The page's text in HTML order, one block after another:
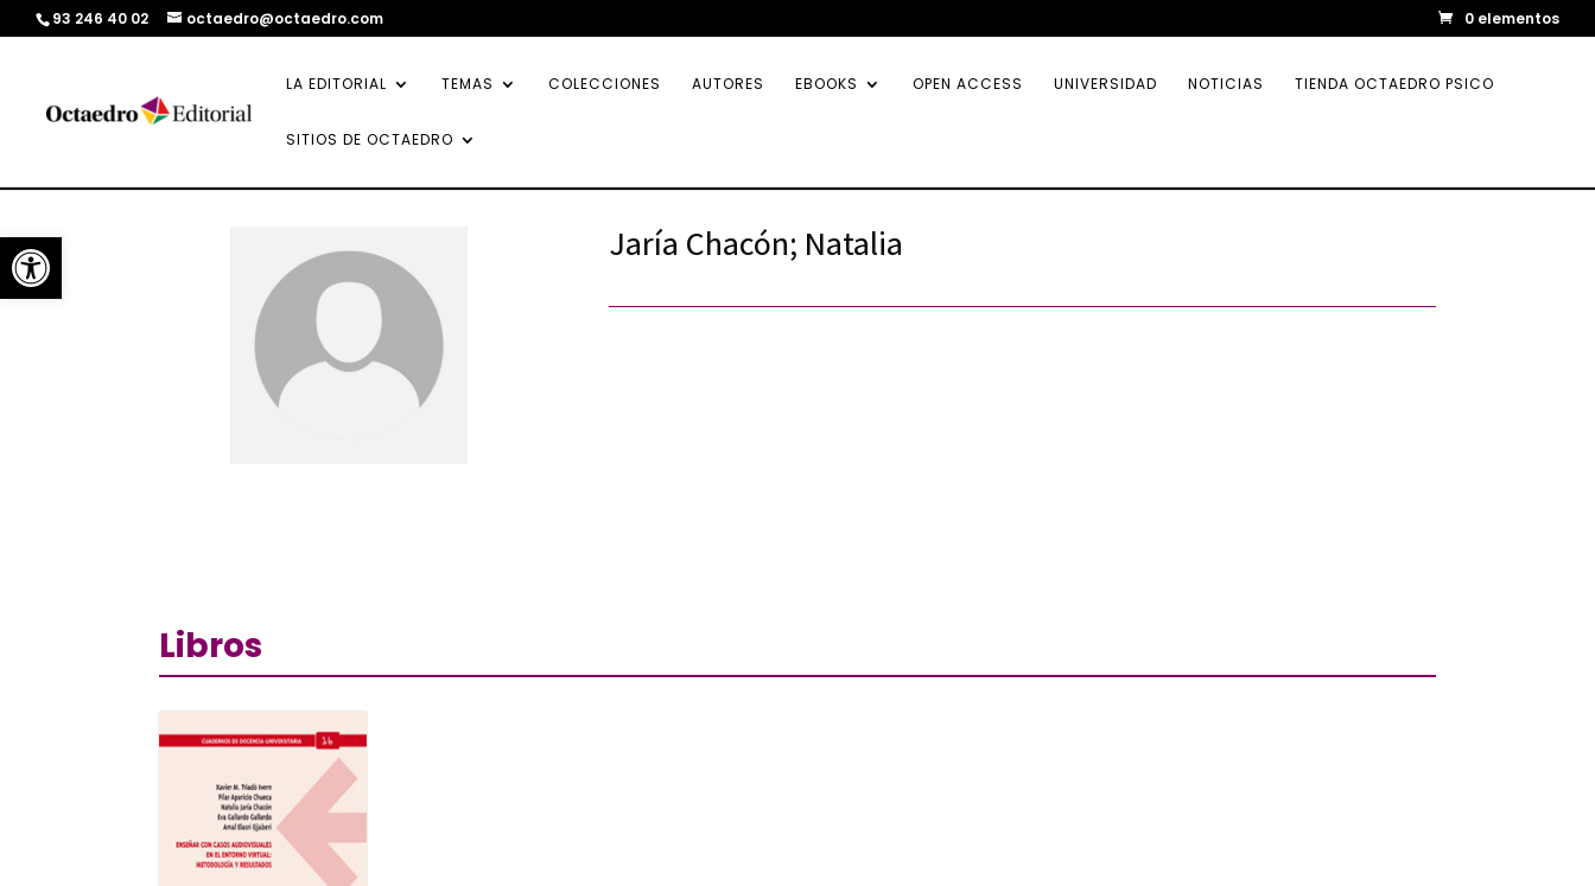
Abrir barra de herramientas
93 246 40 02 octaedro@octaedro.com 0 elementos
LA EDITORIAL TEMAS COLECCIONES AUTORES EBOOKS OPEN ACCESS UNIVERSIDAD NOTICIAS TIENDA OCTAEDRO PSICO
SITIOS DE OCTAEDRO
Jaría Chacón; Natalia
Libros